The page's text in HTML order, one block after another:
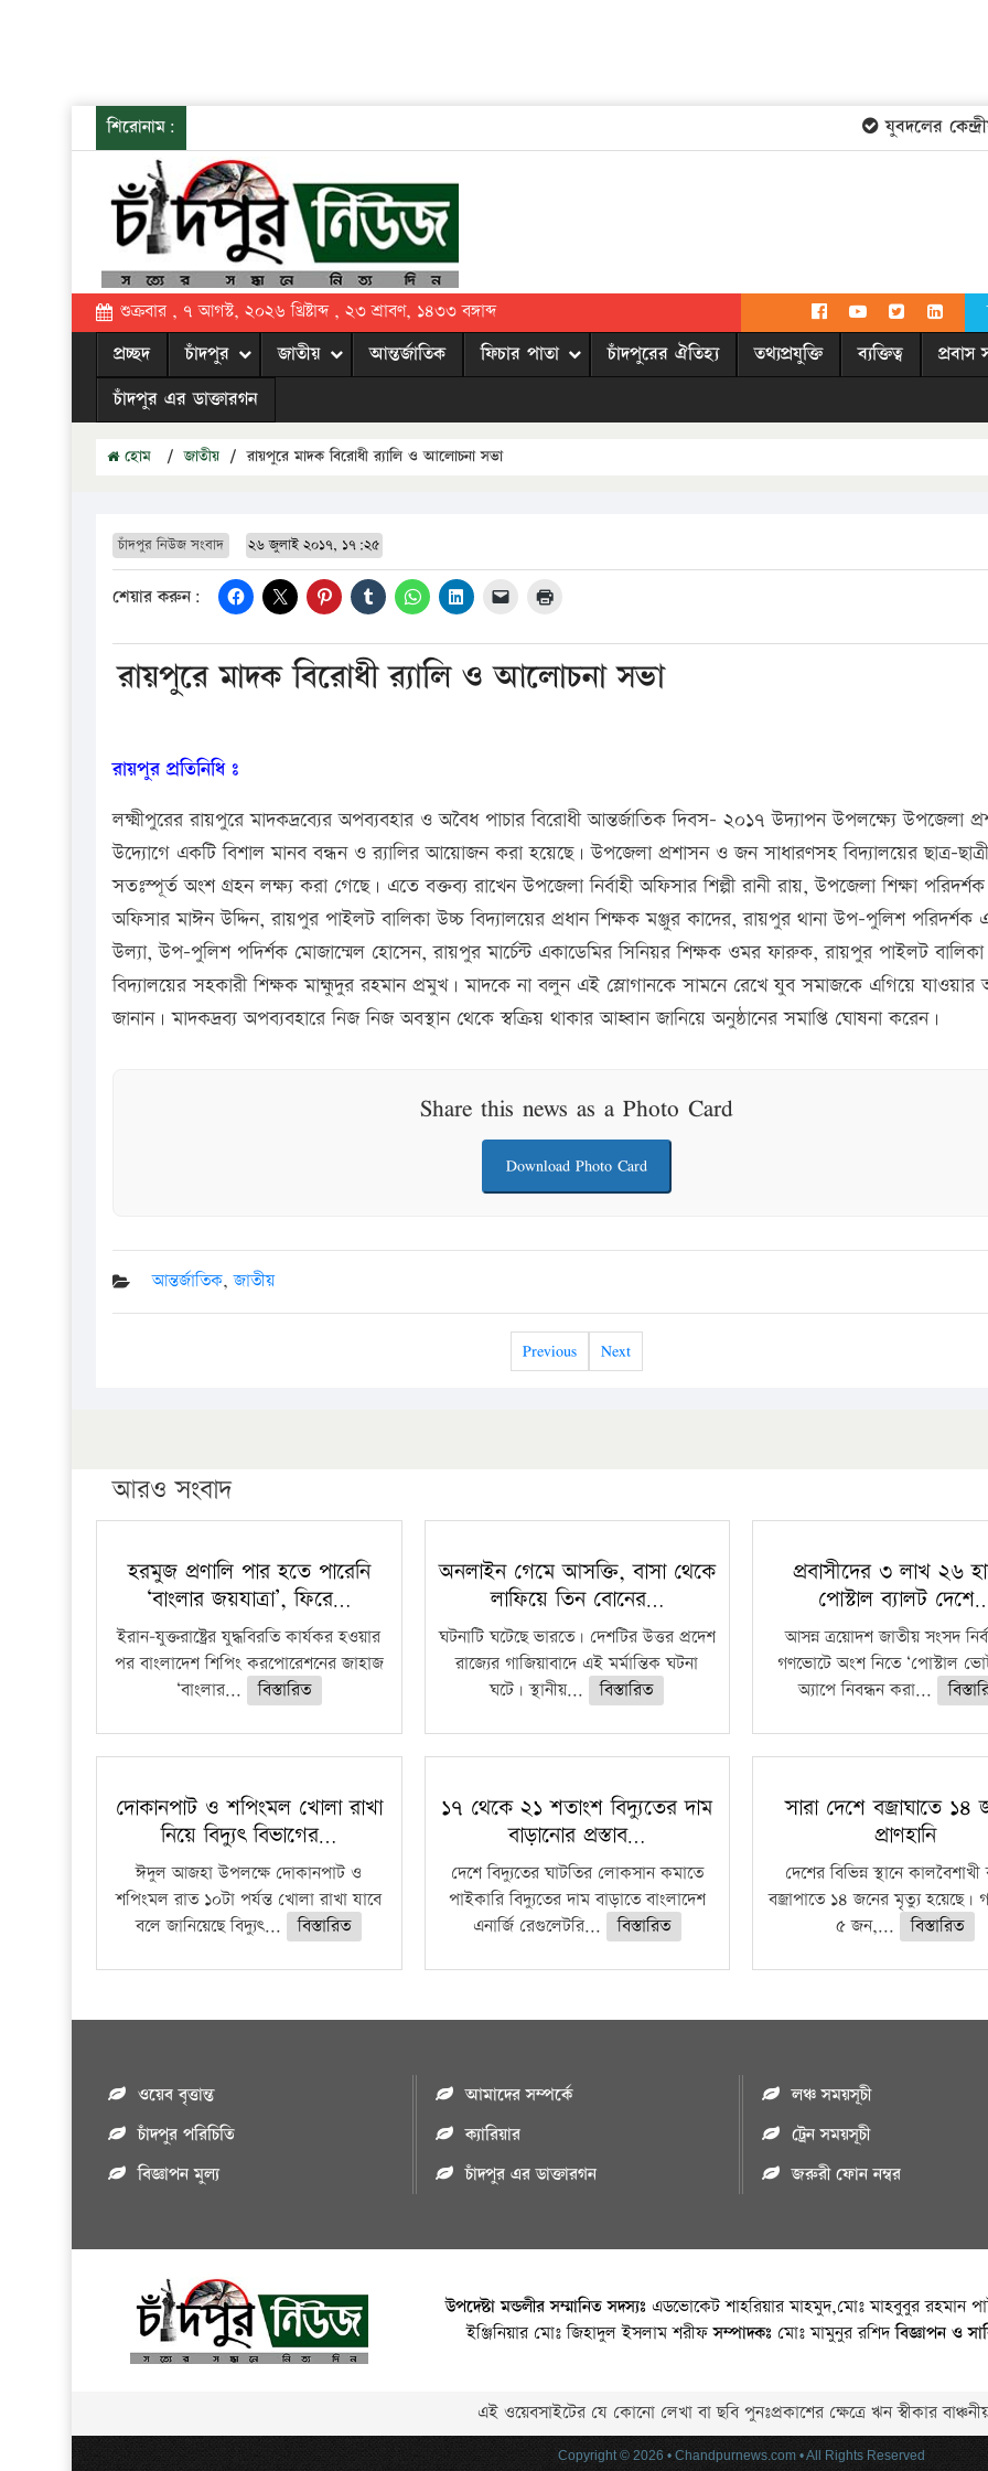
শিরোনাম: যুবদলের
শুক্রবার , ৭ আগস্ট, ২০২৬ খ্রিষ্টাব্দ , ২৩ শ্রাবণ, ১৪৩৩ বঙ্গাব্দ
প্রচ্ছদ চাঁদপুর জাতীয় আন্তর্জাতিক ফিচার পাতা চাঁদপুরের ঐতিহ্য তথ্যপ্রযুক্তি ব্যক্তিত্ব প্রবাস
চাঁদপুর এর ডাক্তারগন
হোম / জাতীয় / রায়পুরে মাদক বিরোধী র‌্যালি ও আলোচনা সভা
চাঁদপুর নিউজ সংবাদ ২৬ জুলাই ২০১৭, ১৭:২৫
শেয়ার করুন:
রায়পুরে মাদক বিরোধী র‌্যালি ও আলোচনা সভা
রায়পুর প্রতিনিধি ঃ
লক্ষ্মীপুরের রায়পুরে মাদকদ্রব্যের অপব্যবহার ও অবৈধ পাচার বিরোধী আন্তর্জাতিক দিবস- ২০১৭ উদ্যাপন উপলক্ষ্যে উপজেলা
উদ্যোগে একটি বিশাল মানব বন্ধন ও র‌্যালির আয়োজন করা হয়েছে। উপজেলা প্রশাসন ও জন সাধারণসহ বিদ্যালয়ের ছাত্র-
সতঃস্পূর্ত অংশ গ্রহন লক্ষ্য করা গেছে। এতে বক্তব্য রাখেন উপজেলা নির্বাহী অফিসার শিল্পী রানী রায়, উপজেলা শিক্ষা পরিদর্শক
অফিসার মাঈন উদ্দিন, রায়পুর পাইলট বালিকা উচ্চ বিদ্যালয়ের প্রধান শিক্ষক মঞ্জুর কাদের, রায়পুর থানা উপ-পুলিশ পরিদর্শক
উল্যা, উপ-পুলিশ পদির্শক মোজাম্মেল হোসেন, রায়পুর মার্চেন্ট একাডেমির সিনিয়র শিক্ষক ওমর ফারুক, রায়পুর পাইলট
বিদ্যালয়ের সহকারী শিক্ষক মাহ্মুদুর রহমান প্রমুখ। মাদকে না বলুন এই স্লোগানকে সামনে রেখে যুব সমাজকে এগিয়ে যাওয়ার
জানান। মাদকদ্রব্য অপব্যবহারে নিজ নিজ অবস্থান থেকে স্বক্রিয় থাকার আহ্বান জানিয়ে অনুষ্ঠানের সমাপ্তি ঘোষনা করেন।
Share this news as a Photo Card
Download Photo Card
আন্তর্জাতিক,জাতীয়
Previous Next
আরও সংবাদ
হরমুজ প্রণালি পার হতে পারেনি
‘বাংলার জয়যাত্রা’, ফিরে…
ইরান-যুক্তরাষ্ট্রের যুদ্ধবিরতি কার্যকর হওয়ার
পর বাংলাদেশ শিপিং করপোরেশনের জাহাজ
‘বাংলার...
বিস্তারিত
অনলাইন গেমে আসক্তি, বাসা থেকে
লাফিয়ে তিন বোনের…
ঘটনাটি ঘটেছে ভারতে। দেশটির উত্তর প্রদেশ
রাজ্যের গাজিয়াবাদে এই মর্মান্তিক ঘটনা
ঘটে। স্থানীয়...
বিস্তারিত
প্রবাসীদের ৩ লাখ ২৬
পোস্টাল ব্যালট
আসন্ন ত্রয়োদশ জাতীয় সংসদ
গণভোটে অংশ নিতে ‘পোস্টাল
অ্যাপে নিবন্ধন করা...
দোকানপাট ও শপিংমল খোলা রাখা
নিয়ে বিদ্যুৎ বিভাগের…
ঈদুল আজহা উপলক্ষে দোকানপাট ও
শপিংমল রাত ১০টা পর্যন্ত খোলা রাখা যাবে
বলে জানিয়েছে বিদ্যুৎ...
বিস্তারিত
১৭ থেকে ২১ শতাংশ বিদ্যুতের দাম
বাড়ানোর প্রস্তাব…
দেশে বিদ্যুতের ঘাটতির লোকসান কমাতে
পাইকারি বিদ্যুতের দাম বাড়াতে বাংলাদেশ
এনার্জি রেগুলেটরি...
বিস্তারিত
সারা দেশে বজ্রাঘাতে ১৪
প্রাণহানি
দেশের বিভিন্ন স্থানে
বজ্রাপাতে ১৪ জনের মৃত্যু হয়েছে।
৫ জন,...
বিস্তারিত
ওয়েব বৃত্তান্ত
চাঁদপুর পরিচিতি
বিজ্ঞাপন মুল্য
আমাদের সম্পর্কে
ক্যারিয়ার
চাঁদপুর এর ডাক্তারগন
লঞ্চ সময়সূচী
ট্রেন সময়সূচী
জরুরী ফোন নম্বর
উপদেষ্টা মন্ডলীর সম্মানিত সদস্যঃ এডভোকেট শাহরিয়ার মাহমুদ,মোঃ মাহবুবুর রহমান
ইঞ্জিনিয়ার মোঃ জিহাদুল ইসলাম শরীফসম্পাদকঃ মোঃ মামুনুর রশিদবিজ্ঞাপন ও
এই ওয়েবসাইটের যে কোনো লেখা বা ছবি পুনঃপ্রকাশের ক্ষেত্রে ঋন স্বীকার
Copyright © 2026 • Chandpurnews.com • All Rights Reserved